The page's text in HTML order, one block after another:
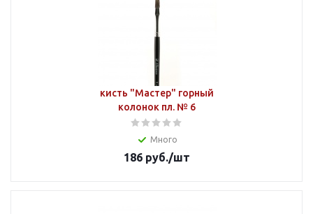
кисть "Мастер" горный
колонок пл. № 6
Много
186 руб./шт